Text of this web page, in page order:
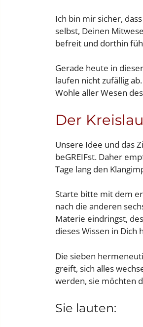
Ich bin mir sicher,
selbst, Deinen
befreit und dorthin
Gerade heute in
laufen nicht zufällig
Wohle aller Wesen
Der
Unsere Idee und das
beGREIFst. Daher
Tage lang den
Starte bitte mit dem
nach die anderen
Materie eindringst,
dieses Wissen in Dich
Die sieben
greift, sich alles
werden, sie möchten
Sie lauten: